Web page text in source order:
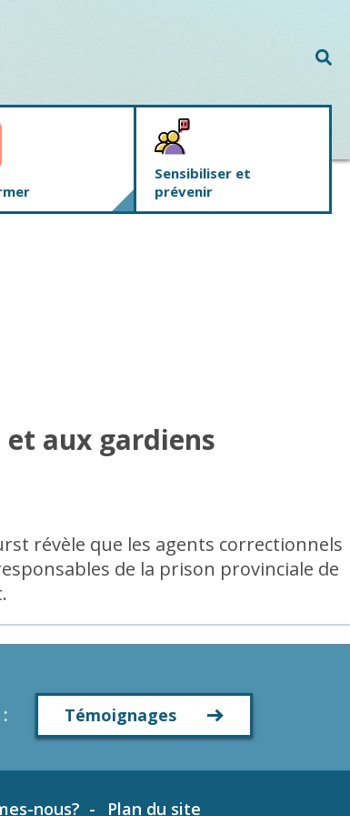
Sensibiliser et
prévenir
aux gardiens
révèle que les agents correctionnels
de la prison provinciale de
: Témoignages
nous? Plan du site